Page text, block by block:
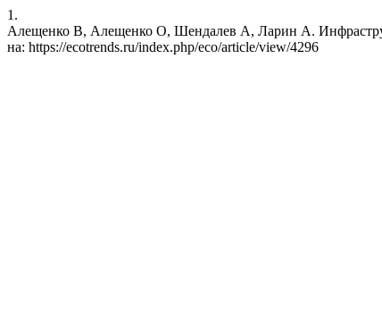
1.
Алещенко В, Алещенко О, Шендалев А, Ларин А.
на: https://ecotrends.ru/index.php/eco/article/view/4296